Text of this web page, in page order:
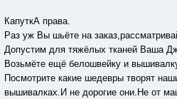
КапуткА права.
Раз уж Вы шьёте на
Допустим для тяжёлых тканей Ваша
Возьмёте ещё белошвейку и
Посмотрите какие шедевры творят
вышивалках.И не дорогие они.Не от